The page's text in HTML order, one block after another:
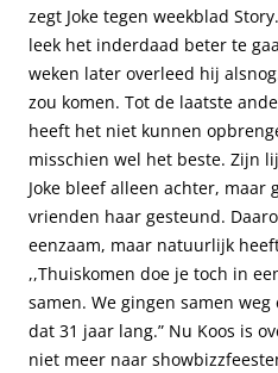
zegt Joke tegen weekblad
leek het inderdaad beter te
weken later overleed hij
zou komen. Tot de laatste
heeft het niet kunnen
misschien wel het beste. Zijn
Joke bleef alleen achter, maar
vrienden haar gesteund.
eenzaam, maar natuurlijk
,,Thuiskomen doe je toch in
samen. We gingen samen
dat 31 jaar lang.” Nu Koos is
niet meer naar